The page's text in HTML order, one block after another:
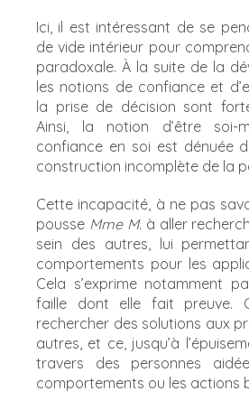
Ici, il est intéressant de se
de vide intérieur pour
paradoxale. À la suite de la
les notions de confiance et
la prise de décision sont
Ainsi, la notion d’être soi-
confiance en soi est dénuée
construction incomplète de la
Cette incapacité, à ne pas
pousse Mme M.à aller
sein des autres, lui
comportements pour les
Cela s’exprime notamment
faille dont elle fait preuve.
rechercher des solutions aux
autres, et ce, jusqu’à
travers des personnes
comportements ou les actions